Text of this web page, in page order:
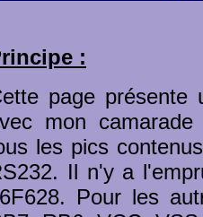
:
page présente
mon
les pics
Il n'y a
Pour les